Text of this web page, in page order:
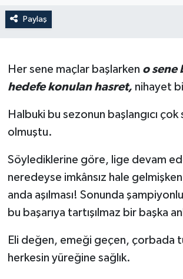
Paylaş
Her sene maçlar başlarken o sene
hedefe konulan hasret, nihayet
Halbuki bu sezonun başlangıcı çok
olmuştu.
Söylediklerine göre, lige devam
neredeyse imkânsız hale gelmişken,
anda aşılması! Sonunda
bu başarıya tartışılmaz bir başka
Eli değen, emeği geçen, çorbada
herkesin yüreğine sağlık.